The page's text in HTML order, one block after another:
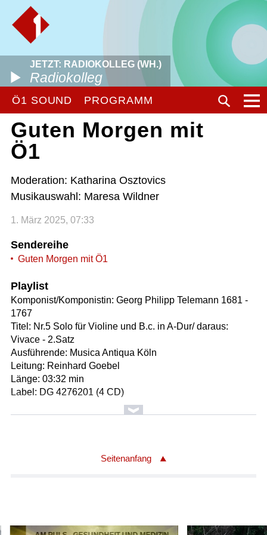
JETZT: RADIOKOLLEG (WH.)
Radiokolleg
Ö1 SOUND PROGRAMM
Guten Morgen mit
Ö1
Moderation: Katharina Osztovics
Musikauswahl: Maresa Wildner
1. März 2025, 07:33
Sendereihe
Guten Morgen mit Ö1
Playlist
Komponist/Komponistin: Georg Philipp Telemann 1681 -
1767
Titel: Nr.5 Solo für Violine und B.c. in A-Dur/ daraus:
Vivace - 2.Satz
Ausführende: Musica Antiqua Köln
Leitung: Reinhard Goebel
Länge: 03:32 min
Label: DG 4276201 (4 CD)
Komponist/Komponistin: Marianna Auenbrugger 1759 -
daraus: Rondo Allegro - 3.Satz (00:04:05)
Komponist/Komponistin: Antonio Vivaldi 1678 - 1741
Seitenanfang